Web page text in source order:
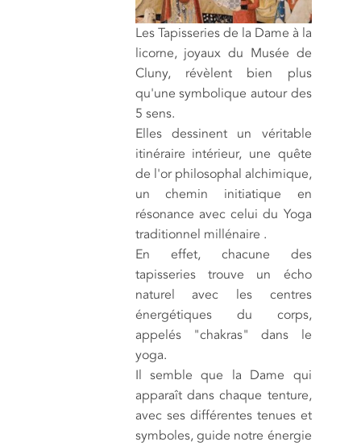
Les Tapisseries de la Dame à la
licorne, joyaux du Musée de
Cluny, révèlent bien plus
qu'une symbolique autour des
5 sens.
Elles dessinent un véritable
itinéraire intérieur, une quête
de l'or philosophal alchimique,
un chemin initiatique en
résonance avec celui du Yoga
traditionnel millénaire .
En effet, chacune des
tapisseries trouve un écho
naturel avec les centres
énergétiques du corps,
appelés "chakras" dans le
yoga.
Il semble que la Dame qui
apparaît dans chaque tenture,
avec ses différentes tenues et
symboles, guide notre énergie